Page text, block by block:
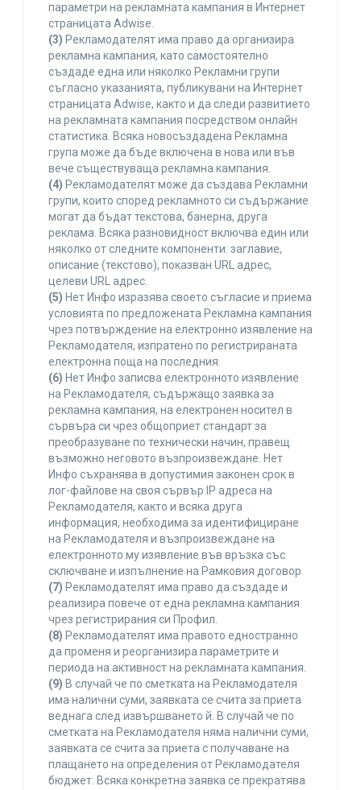
параметри на рекламната кампания в Интернет
страницата Adwise.
(3) Рекламодателят има право да организира
рекламна кампания, като самостоятелно
създаде една или няколко Рекламни групи
съгласно указанията, публикувани на Интернет
страницата Adwise, както и да следи развитието
на рекламната кампания посредством онлайн
статистика. Всяка новосъздадена Рекламна
група може да бъде включена в нова или във
вече съществуваща рекламна кампания.
(4) Рекламодателят може да създава Рекламни
групи, които според рекламното си съдържание
могат да бъдат текстова, банерна, друга
реклама. Всяка разновидност включва един или
няколко от следните компоненти: заглавие,
описание (текстово), показван URL адрес,
целеви URL адрес.
(5) Нет Инфо изразява своето съгласие и приема
условията по предложената Рекламна кампания
чрез потвърждение на електронно изявление на
Рекламодателя, изпратено по регистрираната
електронна поща на последния.
(6) Нет Инфо записва електронното изявление
на Рекламодателя, съдържащо заявка за
рекламна кампания, на електронен носител в
сървъра си чрез общоприет стандарт за
преобразуване по технически начин, правещ
възможно неговото възпроизвеждане. Нет
Инфо съхранява в допустимия законен срок в
лог-файлове на своя сървър IP адреса на
Рекламодателя, както и всяка друга
информация, необходима за идентифициране
на Рекламодателя и възпроизвеждане на
електронното му изявление във връзка със
сключване и изпълнение на Рамковия договор.
(7) Рекламодателят има право да създаде и
реализира повече от една рекламна кампания
чрез регистрирания си Профил.
(8) Рекламодателят има правото едностранно
да променя и реорганизира параметрите и
периода на активност на рекламната кампания.
(9) В случай че по сметката на Рекламодателя
има налични суми, заявката се счита за приета
веднага след извършването й. В случай че по
сметката на Рекламодателя няма налични суми,
заявката се счита за приета с получаване на
плащането на определения от Рекламодателя
бюджет. Всяка конкретна заявка се прекратява